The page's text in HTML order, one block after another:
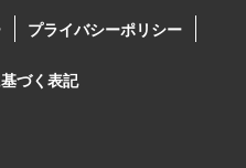
プライバシーポリシー
づく表記